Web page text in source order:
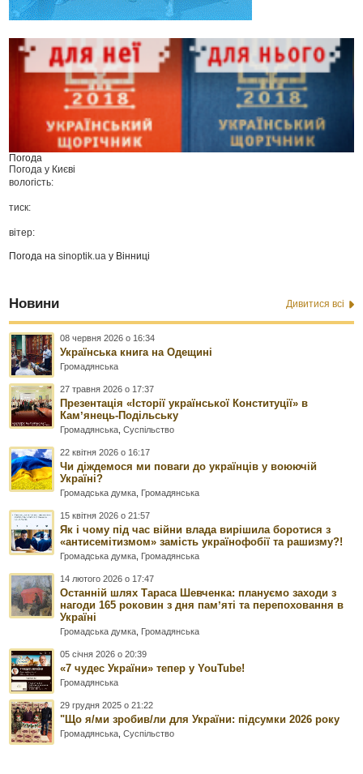
Погода
Погода у Києві
вологість:
тиск:
вітер:
Погода наsinoptik.ua у Вінниці
Новини Дивитися всі
08 червня 2026 о 16:34
Українська книга на Одещині
Громадянська
27 травня 2026 о 17:37
Презентація «Історії української Конституції» в
Камʼянець-Подільську
Громадянська ,Суспільство
22 квітня 2026 о 16:17
Чи діждемося ми поваги до українців у воюючій
Україні?
Громадська думка Громадянська
15 квітня 2026 о 21:57
Як і чому під час війни влада вирішила боротися з
«антисемітизмом» замість українофобії та рашизму?!
Громадська думка Громадянська
14 лютого 2026 о 17:47
Останній шлях Тараса Шевченка: плануємо заходи з
нагоди 165 роковин з дня памʼяті та перепоховання в
Україні
Громадська думка Громадянська
05 січня 2026 о 20:39
«7 чудес України» тепер у YouTube!
Громадянська
29 грудня 2025 о 21:22
"Що я/ми зробив/ли для України: підсумки 2026 року
Громадянська ,Суспільство